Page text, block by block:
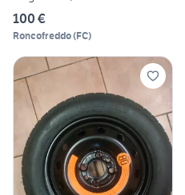
100 €
Roncofreddo(FC)